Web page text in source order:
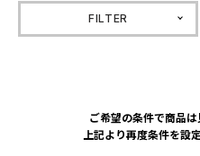
FILTER
ご希望の条件で商品は
上記より再度条件を設